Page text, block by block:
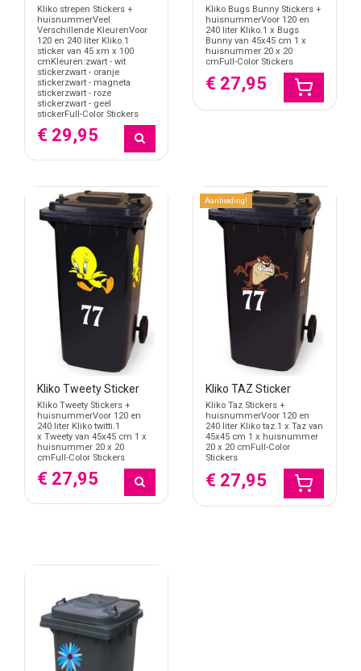
Kliko strepen Stickers +
huisnummerVeel
Verschillende KleurenVoor
120 en 240 liter Kliko.1
sticker van 45 xm x 100
cmKleuren:zwart - wit
stickerzwart - oranje
stickerzwart - magneta
stickerzwart - roze
stickerzwart - geel
stickerFull-Color Stickers
€ 29,95
Kliko Bugs Bunny Stickers +
huisnummerVoor 120 en
240 liter Kliko.1 x Bugs
Bunny van 45x45 cm 1 x
huisnummer 20 x 20
cmFull-Color Stickers
€ 27,95
Kliko Tweety Sticker
Kliko Tweety Stickers +
huisnummerVoor 120 en
240 liter Kliko twitti.1
x Tweety van 45x45 cm 1 x
huisnummer 20 x 20
cmFull-Color Stickers
€ 27,95
Aanbieding!
Kliko TAZ Sticker
Kliko Taz Stickers +
huisnummerVoor 120 en
240 liter Kliko taz.1 x Taz van
45x45 cm 1 x huisnummer
20 x 20 cmFull-Color
Stickers
€ 27,95